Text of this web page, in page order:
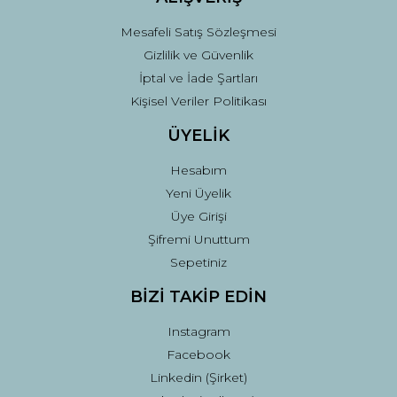
Mesafeli Satış Sözleşmesi
Gizlilik ve Güvenlik
İptal ve İade Şartları
Kişisel Veriler Politikası
ÜYELİK
Hesabım
Yeni Üyelik
Üye Girişi
Şifremi Unuttum
Sepetiniz
BİZİ TAKİP EDİN
Instagram
Facebook
Linkedin (Şirket)